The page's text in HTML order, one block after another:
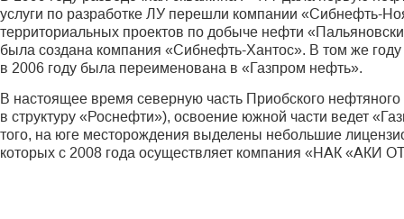
услуги по разработке ЛУ перешли компании «Сибнефть-
территориальных проектов по добыче нефти
была создана компания «Сибнефть-Хантос». В том же
в 2006 году была переименована в «Газпром нефть».
В настоящее время северную часть Приобского
в структуру «Роснефти»), освоение южной части ведет
того, на юге месторождения выделены небольшие
которых с 2008 года осуществляет компания «НАК «АКИ